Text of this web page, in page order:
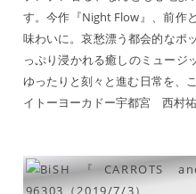
す。今作『Night Flow』、前作
味わいに。哀愁漂う都会的なポ
っぷり浸かれる癒しのミュージ
ゆったりと刻々と進む日常を、
イトーヨーカドー宇都宮 西村祐